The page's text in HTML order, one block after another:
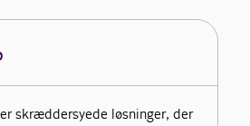
skræddersyede løsninger, der